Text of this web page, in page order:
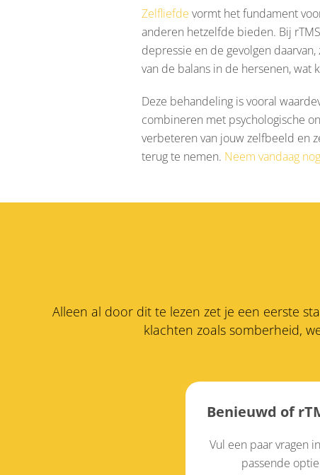
Zelfliefde vormt het fundament
anderen hetzelfde bieden. Bij
depressie en de gevolgen
van de balans in de hersenen,
Deze behandeling is vooral
combineren met psychologische
verbeteren van jouw zelfbeeld en
terug te nemen. Neem vandaag
Alleen al door dit te lezen zet je een eerste
klachten zoals somberheid,
Benieuwd of
Vul een paar vragen
passende